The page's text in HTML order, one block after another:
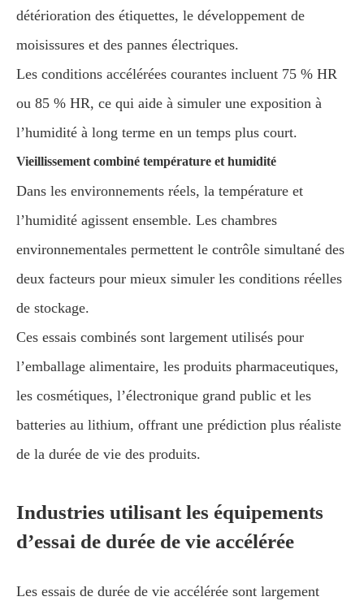
détérioration des étiquettes, le développement de
moisissures et des pannes électriques.
Les conditions accélérées courantes incluent 75 % HR
ou 85 % HR, ce qui aide à simuler une exposition à
l’humidité à long terme en un temps plus court.
Vieillissement combiné température et humidité
Dans les environnements réels, la température et
l’humidité agissent ensemble. Les chambres
environnementales permettent le contrôle simultané des
deux facteurs pour mieux simuler les conditions réelles
de stockage.
Ces essais combinés sont largement utilisés pour
l’emballage alimentaire, les produits pharmaceutiques,
les cosmétiques, l’électronique grand public et les
batteries au lithium, offrant une prédiction plus réaliste
de la durée de vie des produits.
Industries utilisant les équipements
d’essai de durée de vie accélérée
Les essais de durée de vie accélérée sont largement